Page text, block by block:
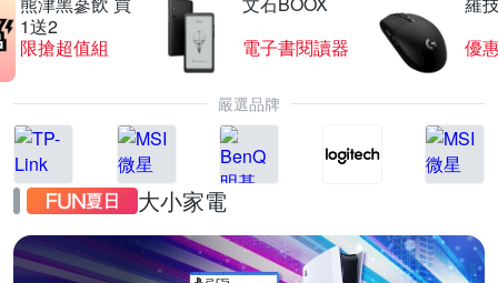
1送2
限搶超值組
電子書閱讀器
優
嚴選品牌
大小家電